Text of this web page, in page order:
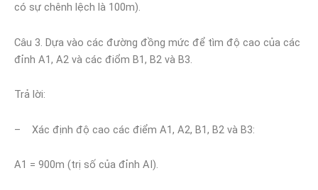
có sự chênh lệch là 100m).
Câu 3. Dựa vào các đường đồng mức để tìm độ cao của các
đỉnh A1, A2 và các điổm B1, B2 và B3.
Trả lời:
– Xác định độ cao các điểm A1, A2, B1, B2 và B3:
A1 = 900m (trị số của đỉnh AI).